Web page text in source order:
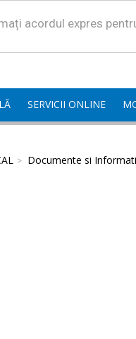
acordul expres
SERVICII ONLINE
Documente si